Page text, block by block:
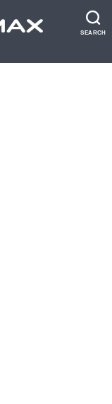
SEARCH